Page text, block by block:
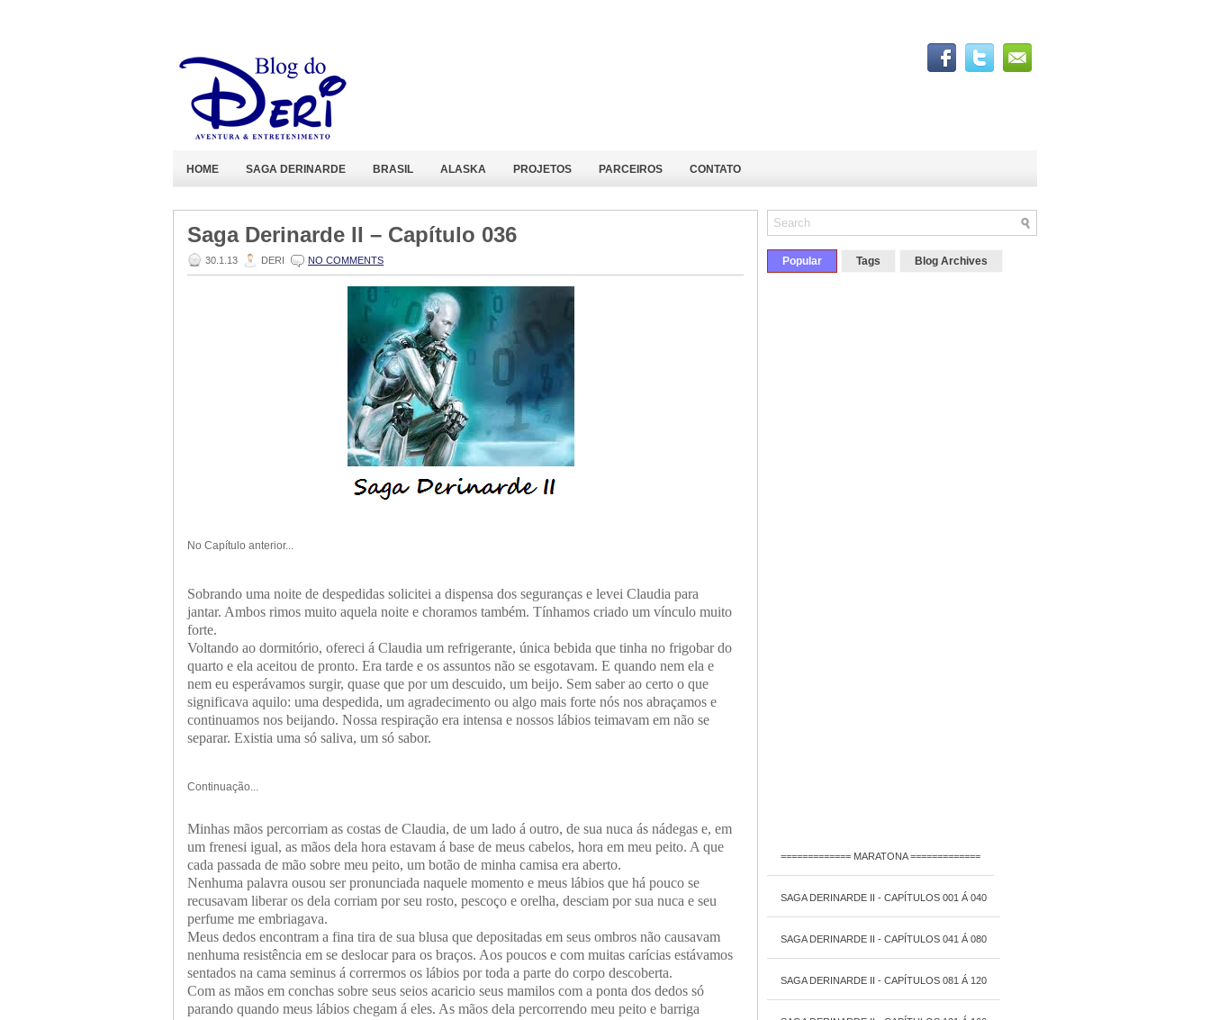
HOME SAGA DERINARDE BRASIL ALASKA PROJETOS PARCEIROS CONTATO
Saga Derinarde II – Capítulo 036
30.1.13 DERI NO COMMENTS
No Capítulo anterior...
Sobrando uma noite de despedidas solicitei a dispensa dos seguranças e levei Claudia para
jantar. Ambos rimos muito aquela noite e choramos também. Tínhamos criado um vínculo muito
forte.
Voltando ao dormitório, ofereci á Claudia um refrigerante, única bebida que tinha no frigobar do
quarto e ela aceitou de pronto. Era tarde e os assuntos não se esgotavam. E quando nem ela e
nem eu esperávamos surgir, quase que por um descuido, um beijo. Sem saber ao certo o que
significava aquilo: uma despedida, um agradecimento ou algo mais forte nós nos abraçamos e
continuamos nos beijando. Nossa respiração era intensa e nossos lábios teimavam em não se
separar. Existia uma só saliva, um só sabor.
Continuação...
Minhas mãos percorriam as costas de Claudia, de um lado á outro, de sua nuca ás nádegas e, em
um frenesi igual, as mãos dela hora estavam á base de meus cabelos, hora em meu peito. A que
cada passada de mão sobre meu peito, um botão de minha camisa era aberto.
Nenhuma palavra ousou ser pronunciada naquele momento e meus lábios que há pouco se
recusavam liberar os dela corriam por seu rosto, pescoço e orelha, desciam por sua nuca e seu
perfume me embriagava.
Meus dedos encontram a fina tira de sua blusa que depositadas em seus ombros não causavam
nenhuma resistência em se deslocar para os braços. Aos poucos e com muitas carícias estávamos
sentados na cama seminus á corrermos os lábios por toda a parte do corpo descoberta.
Com as mãos em conchas sobre seus seios acaricio seus mamilos com a ponta dos dedos só
parando quando meus lábios chegam á eles. As mãos dela percorrendo meu peito e barriga
Popular Tags Blog Archives
============= MARATONA =============
SAGA DERINARDE II - CAPÍTULOS 001 Á 040
SAGA DERINARDE II - CAPÍTULOS 041 Á 080
SAGA DERINARDE II - CAPÍTULOS 081 Á 120